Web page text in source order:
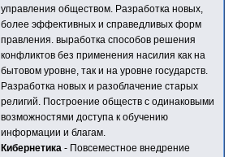
управления обществом. Разработка новых,
более эффективных и справедливых форм
правления. выработка способов решения
конфликтов без применения насилия как на
бытовом уровне, так и на уровне государств.
Разработка новых и разоблачение старых
религий. Построение обществ с одинаковыми
возможностями доступа к обучению
информации и благам.
Кибернетика - Повсеместное внедрение